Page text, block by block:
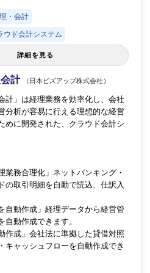
・会計
ウド会計システム
詳細を見る
計 （日本ビズアップ株式会社）
計」は経理業務を効率化し、会社
分析が容易に行える理想的な経営
めに開発された、クラウド会計シ
業務合理化」ネットバンキング・
の取引明細を自動で読込、仕訳入
自動作成」経理データから経営管
自動作成できます。
作成」会社法に準拠した貸借対照
キャッシュフローを自動作成でき